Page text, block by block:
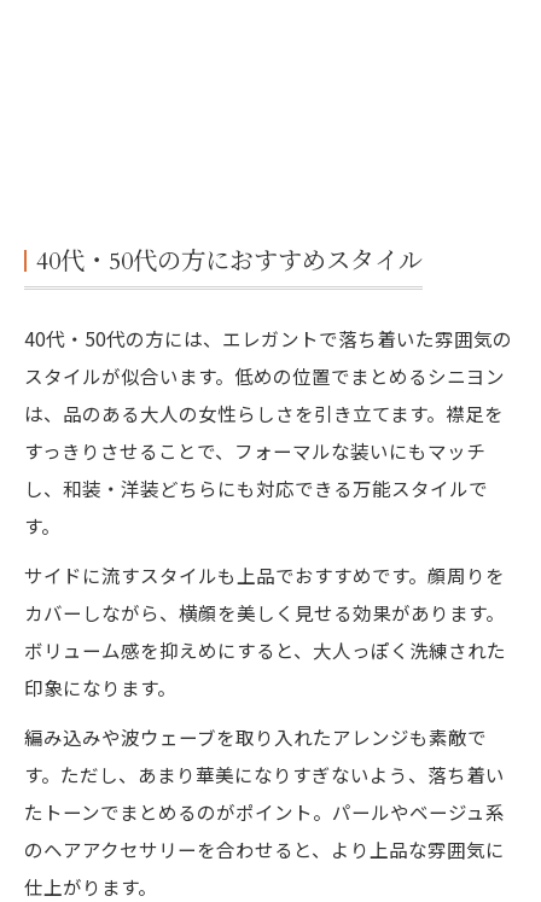
40代・50代の方におすすめスタイル
40代・50代の方には、エレガントで落ち着いた雰囲気の
スタイルが似合います。低めの位置でまとめるシニヨン
は、品のある大人の女性らしさを引き立てます。襟足を
すっきりさせることで、フォーマルな装いにもマッチ
し、和装・洋装どちらにも対応できる万能スタイルで
す。
サイドに流すスタイルも上品でおすすめです。顔周りを
カバーしながら、横顔を美しく見せる効果があります。
ボリューム感を抑えめにすると、大人っぽく洗練された
印象になります。
編み込みや波ウェーブを取り入れたアレンジも素敵で
す。ただし、あまり華美になりすぎないよう、落ち着い
たトーンでまとめるのがポイント。パールやベージュ系
のヘアアクセサリーを合わせると、より上品な雰囲気に
仕上がります。